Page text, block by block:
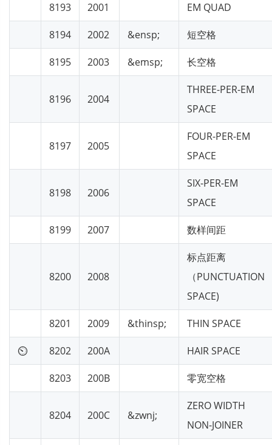
8193 2001 EM QUAD
8194 2002 &ensp; 短空格
8195 2003 &emsp; 长空格
8196 2004
THREE-PER-EM
SPACE
8197 2005
FOUR-PER-EM
SPACE
8198 2006
SIX-PER-EM
SPACE
8199 2007 数样间距
8200 2008
标点距离
（PUNCTUATION
SPACE)
8201 2009 &thinsp; THIN SPACE
⏲ 8202 200A HAIR SPACE
8203 200B 零宽空格
8204 200C &zwnj;
ZERO WIDTH
NON-JOINER